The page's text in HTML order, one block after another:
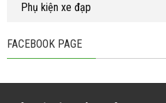
Phụ kiện xe đạp
FACEBOOK PAGE